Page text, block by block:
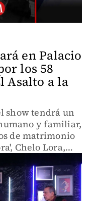
en Palacio
los 58
Asalto a la
show tendrá un
y familiar,
de matrimonio
Chelo Lora,
el mítico Festival